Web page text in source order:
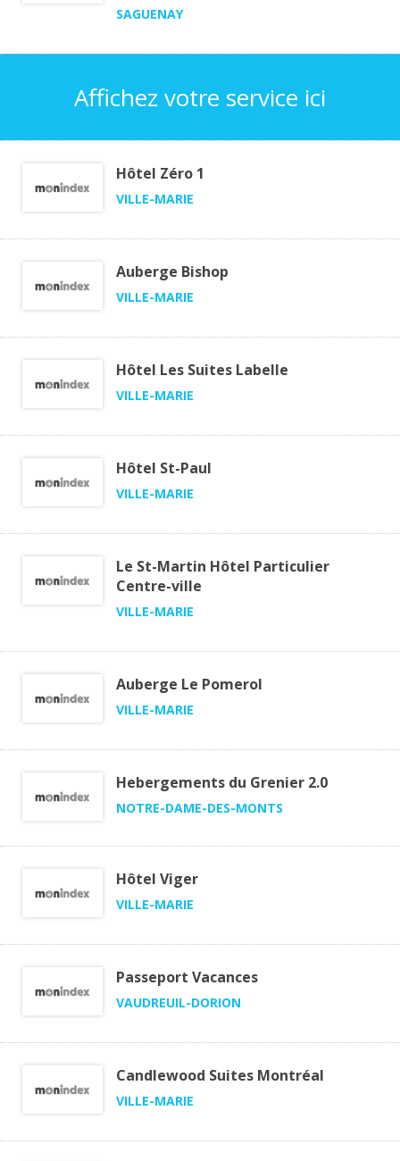
SAGUENAY
Affichez votre service ici
Hôtel Zéro 1
VILLE-MARIE
Auberge Bishop
VILLE-MARIE
Hôtel Les Suites Labelle
VILLE-MARIE
Hôtel St-Paul
VILLE-MARIE
Le St-Martin Hôtel Particulier
Centre-ville
VILLE-MARIE
Auberge Le Pomerol
VILLE-MARIE
Hebergements du Grenier 2.0
NOTRE-DAME-DES-MONTS
Hôtel Viger
VILLE-MARIE
Passeport Vacances
VAUDREUIL-DORION
Candlewood Suites Montréal
VILLE-MARIE